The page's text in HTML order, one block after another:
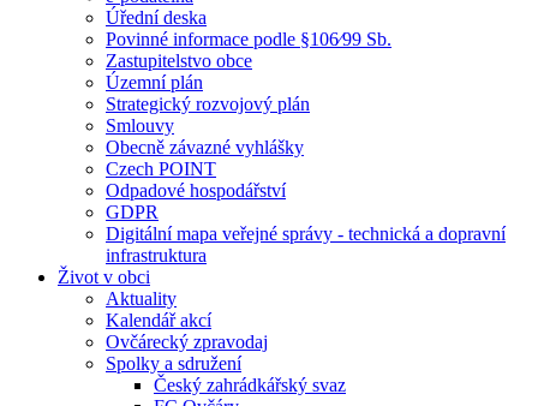
Úřední deska
Povinné informace podle §106⁄99 Sb.
Zastupitelstvo obce
Územní plán
Strategický rozvojový plán
Smlouvy
Obecně závazné vyhlášky
Czech POINT
Odpadové hospodářství
GDPR
Digitální mapa veřejné správy - technická a dopravní
infrastruktura
Život v obci
Aktuality
Kalendář akcí
Ovčárecký zpravodaj
Spolky a sdružení
Český zahrádkářský svaz